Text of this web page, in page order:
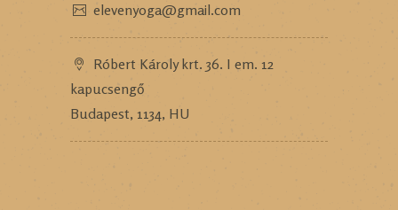
elevenyoga@gmail.com
Róbert Károly krt. 36. I em. 12
kapucsengő
Budapest, 1134, HU